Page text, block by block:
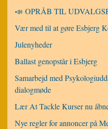
📣 OPRÅB TIL
Vær med til at gøre Esbjerg
Julenyheder
Ballast genopstår i Esbjerg
Samarbejd med
dialogmøde
Lær At Tackle Kurser nu
Nye regler for annoncer på